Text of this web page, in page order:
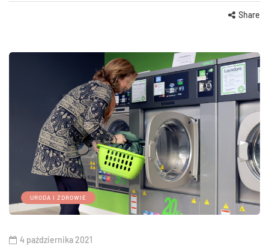
Share
URODA I ZDROWIE
4 października 2021